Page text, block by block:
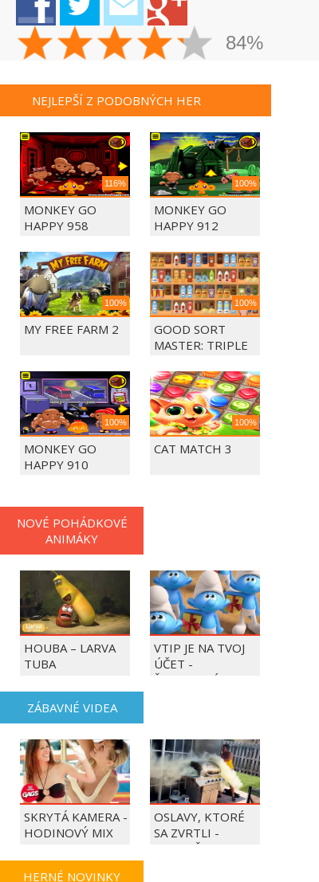
84%
NEJLEPŠÍ Z PODOBNÝCH HER
116%
MONKEY GO
HAPPY 958
100%
MONKEY GO
HAPPY 912
100%
MY FREE FARM 2
100%
GOOD SORT
MASTER: TRIPLE
100%
MONKEY GO
HAPPY 910
100%
CAT MATCH 3
NOVÉ POHÁDKOVÉ
ANIMÁKY
HOUBA – LARVA
TUBA
VTIP JE NA TVOJ
ÚČET -
ŠMOULOVÉ
ZÁBAVNÉ VIDEA
SKRYTÁ KAMERA -
HODINOVÝ MIX
OSLAVY, KTORÉ
SA ZVRTLI -
NAJLEPŠIE
HERNÉ NOVINKY